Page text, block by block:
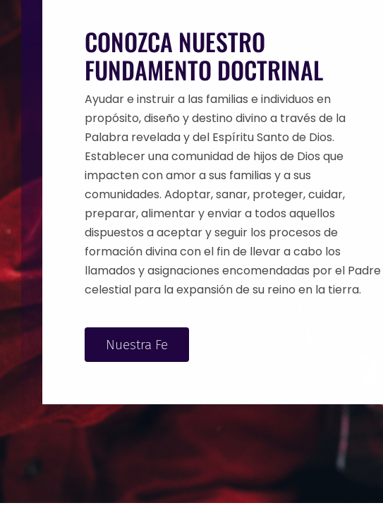
CONOZCA NUESTRO
FUNDAMENTO DOCTRINAL
Ayudar e instruir a las familias e individuos en
propósito, diseño y destino divino a través de la
Palabra revelada y del Espíritu Santo de Dios.
Establecer una comunidad de hijos de Dios que
impacten con amor a sus familias y a sus
comunidades. Adoptar, sanar, proteger, cuidar,
preparar, alimentar y enviar a todos aquellos
dispuestos a aceptar y seguir los procesos de
formación divina con el fin de llevar a cabo los
llamados y asignaciones encomendadas por el Padre
celestial para la expansión de su reino en la tierra.
Nuestra Fe